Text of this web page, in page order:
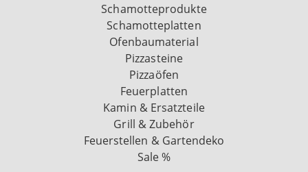
Schamotteprodukte
Schamotteplatten
Ofenbaumaterial
Pizzasteine
Pizzaöfen
Feuerplatten
Kamin & Ersatzteile
Grill & Zubehör
Feuerstellen & Gartendeko
Sale %